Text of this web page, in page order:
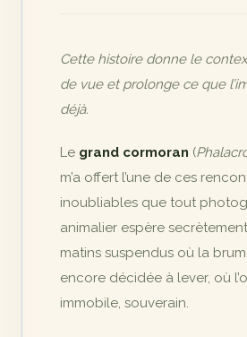
Cette histoire donne le
de vue et prolonge ce que
déjà.
Le grand cormoran (
m’a offert l’une de ces
inoubliables que tout
animalier espère
matins suspendus où la
encore décidée à lever, où
immobile, souverain.